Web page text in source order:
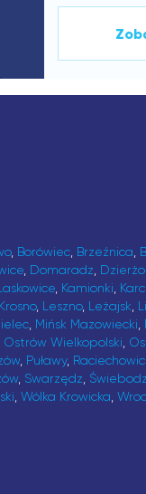
, Borówiec, Brzeźnica
, Domaradz
Kamionki
Krosno, Leszno, Leżajsk
, Mińsk Mazowiecki
Ostrów Wielkopolski
, Puławy,
, Swarzędz
Wólka Krowicka